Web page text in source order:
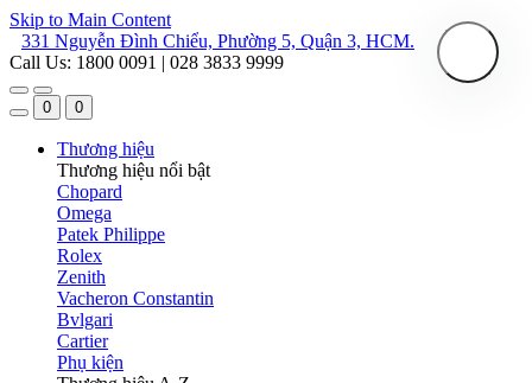
Skip to Main Content
331 Nguyễn Đình Chiểu, Phường 5, Quận 3, HCM.
Call Us: 1800 0091 | 028 3833 9999
0 0
Thương hiệu
Thương hiệu nổi bật
Chopard
Omega
Patek Philippe
Rolex
Zenith
Vacheron Constantin
Bvlgari
Cartier
Phụ kiện